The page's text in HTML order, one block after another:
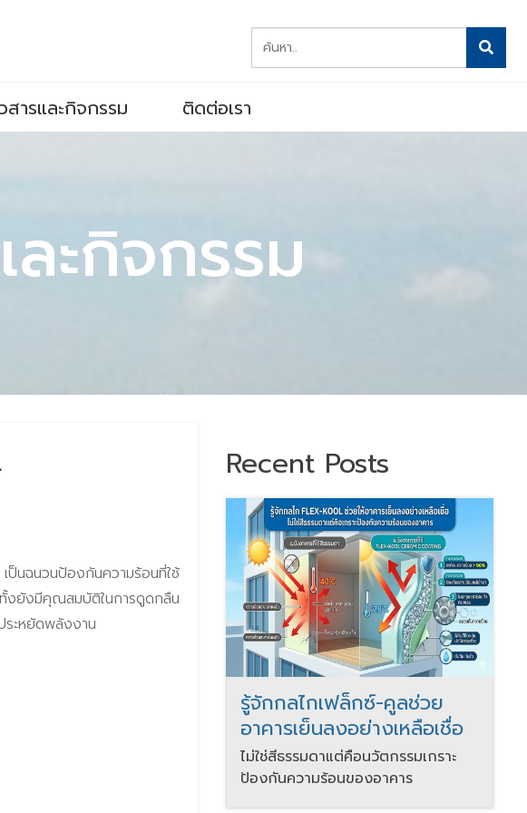
สารและกิจกรรม ติดต่อเรา
ละกิจกรรม
เป็นฉนวนป้องกันความร้อนที่ใช้
งยังมีคุณสมบัติในการดูดกลืน
ระหยัดพลังงาน
Recent Posts
รู้จักกลไกเฟล็กซ์-คูลช่วย
อาคารเย็นลงอย่างเหลือเชื่อ
ไม่ใช่สีธรรมดาแต่คือนวัตกรรมเกราะ
ป้องกันความร้อนของอาคาร